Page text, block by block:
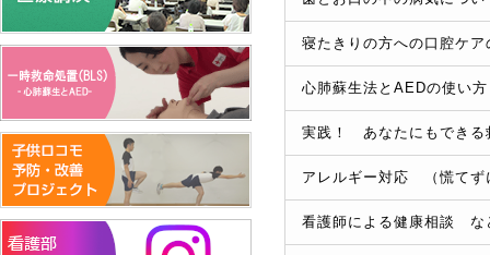
寝たきりの方への口腔ケ
心肺蘇生法とAEDの使い方
実践！ あなたにもでき
アレルギー対応 （慌てず
看護師による健康相談 な